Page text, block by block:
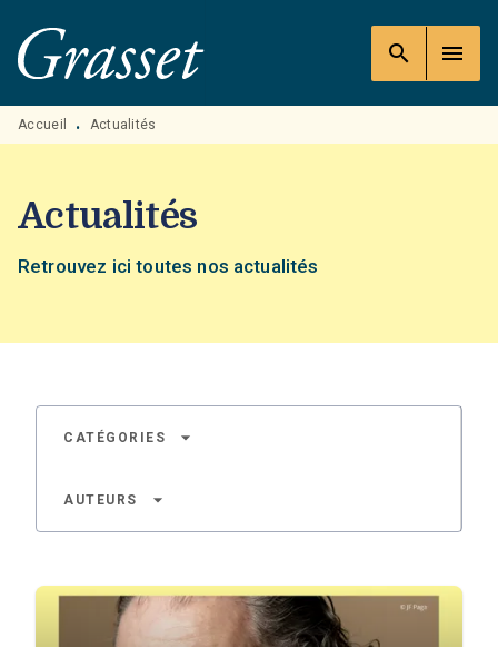
MENU RECHERCHE
PIED DE PAGE
search menu
Accueil • Actualités
Actualités
Retrouvez ici toutes nos actualités
CATÉGORIES arrow_drop_down
AUTEURS arrow_drop_down